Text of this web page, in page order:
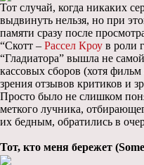
Тот случай, когда никаких
выдвинуть нельзя, но при
памяти сразу после
“Скотт – Рассел Кроу в роли
“Гладиатора” вышла не
кассовых сборов (хотя
зрения отзывов критиков и
Просто было не слишком
меткого лучника,
их бедным, обратились в
Тот, кто меня бережет